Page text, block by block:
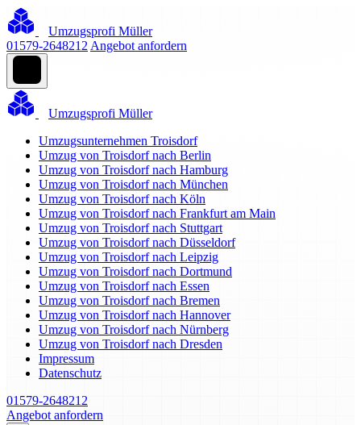
Umzugsprofi Müller
01579-2648212 Angebot anfordern
Umzugsprofi Müller
Umzugsunternehmen Troisdorf
Umzug von Troisdorf nach Berlin
Umzug von Troisdorf nach Hamburg
Umzug von Troisdorf nach München
Umzug von Troisdorf nach Köln
Umzug von Troisdorf nach Frankfurt am Main
Umzug von Troisdorf nach Stuttgart
Umzug von Troisdorf nach Düsseldorf
Umzug von Troisdorf nach Leipzig
Umzug von Troisdorf nach Dortmund
Umzug von Troisdorf nach Essen
Umzug von Troisdorf nach Bremen
Umzug von Troisdorf nach Hannover
Umzug von Troisdorf nach Nürnberg
Umzug von Troisdorf nach Dresden
Impressum
Datenschutz
01579-2648212
Angebot anfordern